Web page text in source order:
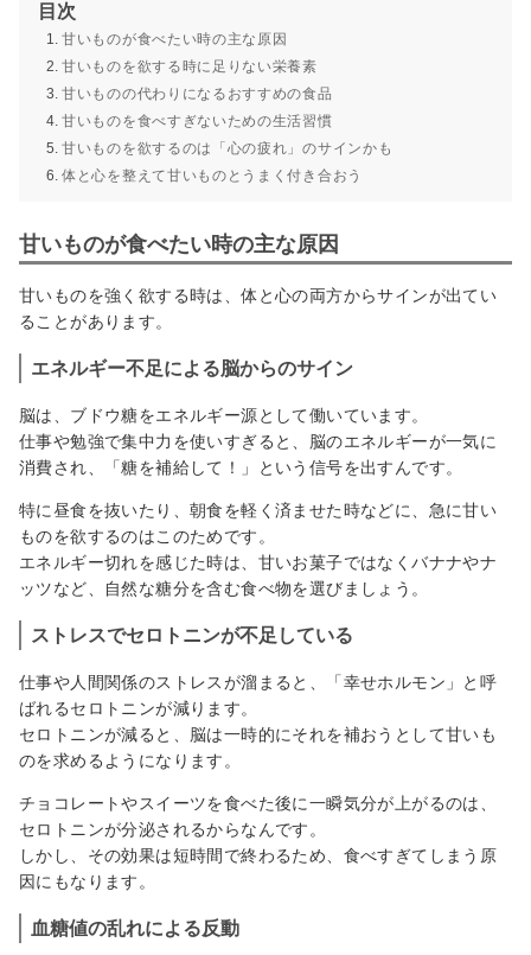
目次
甘いものが食べたい時の主な原因
甘いものを欲する時に足りない栄養素
甘いものの代わりになるおすすめの食品
甘いものを食べすぎないための生活習慣
甘いものを欲するのは「心の疲れ」のサインかも
体と心を整えて甘いものとうまく付き合おう
甘いものが食べたい時の主な原因
甘いものを強く欲する時は、体と心の両方からサインが出てい
ることがあります。
エネルギー不足による脳からのサイン
脳は、ブドウ糖をエネルギー源として働いています。
仕事や勉強で集中力を使いすぎると、脳のエネルギーが一気に
消費され、「糖を補給して！」という信号を出すんです。
特に昼食を抜いたり、朝食を軽く済ませた時などに、急に甘い
ものを欲するのはこのためです。
エネルギー切れを感じた時は、甘いお菓子ではなくバナナやナ
ッツなど、自然な糖分を含む食べ物を選びましょう。
ストレスでセロトニンが不足している
仕事や人間関係のストレスが溜まると、「幸せホルモン」と呼
ばれるセロトニンが減ります。
セロトニンが減ると、脳は一時的にそれを補おうとして甘いも
のを求めるようになります。
チョコレートやスイーツを食べた後に一瞬気分が上がるのは、
セロトニンが分泌されるからなんです。
しかし、その効果は短時間で終わるため、食べすぎてしまう原
因にもなります。
血糖値の乱れによる反動